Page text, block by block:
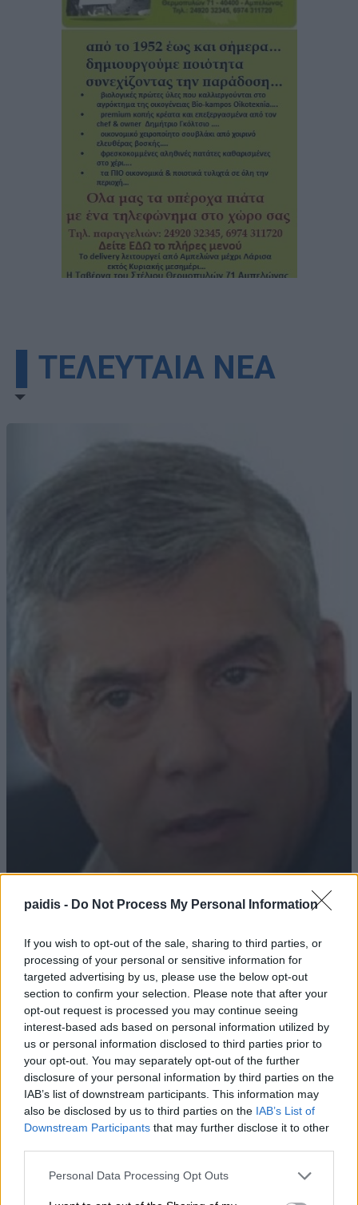
paidis - Do Not Process My Personal Information
If you wish to opt-out of the sale, sharing to third parties, or
processing of your personal or sensitive information for
targeted advertising by us, please use the below opt-out
section to confirm your selection. Please note that after your
opt-out request is processed you may continue seeing
interest-based ads based on personal information utilized by
us or personal information disclosed to third parties prior to
your opt-out. You may separately opt-out of the further
disclosure of your personal information by third parties on the
IAB’s list of downstream participants. This information may
also be disclosed by us to third parties on the IAB’s List of
Downstream Participants that may further disclose it to other
Personal Data Processing Opt Outs
▌ΤΕΛΕΥΤΑΙΑ ΝΕΑ
τους όρους, τον τρόπο και τον φορέα
δημοπράτησης των κολυμβητικών
δεξαμενών
07/08/2026 , 21:21
Γ. Καριπίδης: Να ενισχυθούν άμεσα οι
υποστελεχωμένες Πυροσβεστικές
Υπηρεσίες της Π.Ε. Λάρισας